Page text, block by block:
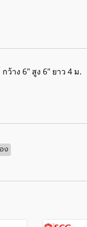
ว้าง 6" สูง 6" ยาว 4 ม.
ง